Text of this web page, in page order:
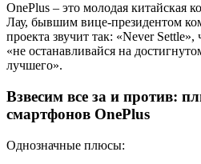
OnePlus – это молодая китайская
Лау, бывшим вице-президентом
проекта звучит так: «Never
«не останавливайся на
лучшего».
Взвесим все за и против:
смартфонов OnePlus
Однозначные плюсы: